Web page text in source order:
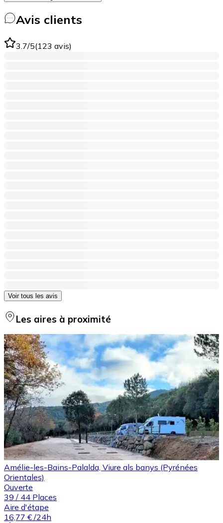
Avis clients
3.7/5(123 avis)
Voir tous les avis
Les aires à proximité
Amélie-les-Bains-Palalda, Viure als banys (Pyrénées
Orientales)
Ouverte
39 / 44 Places
Aire d'étape
16,77 € /24h